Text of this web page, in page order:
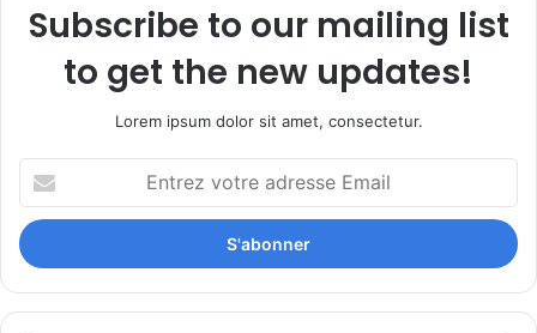
Subscribe to our mailing list
to get the new updates!
Lorem ipsum dolor sit amet, consectetur.
votre
adresse
Email